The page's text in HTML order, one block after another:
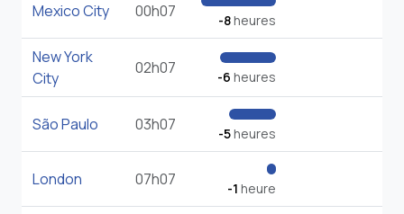
Mexico City 00h07 -8heures
New York
City
02h07 -6 heures
São Paulo 03h07 -5heures
London 07h07 -1 heure